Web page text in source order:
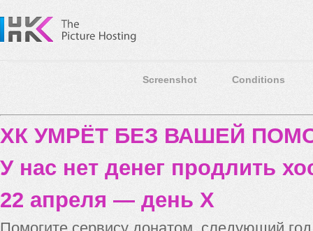
Screenshot Conditions
ХК УМРЁТ БЕЗ ВАШЕЙ
У нас нет денег продлить
22 апреля — день X